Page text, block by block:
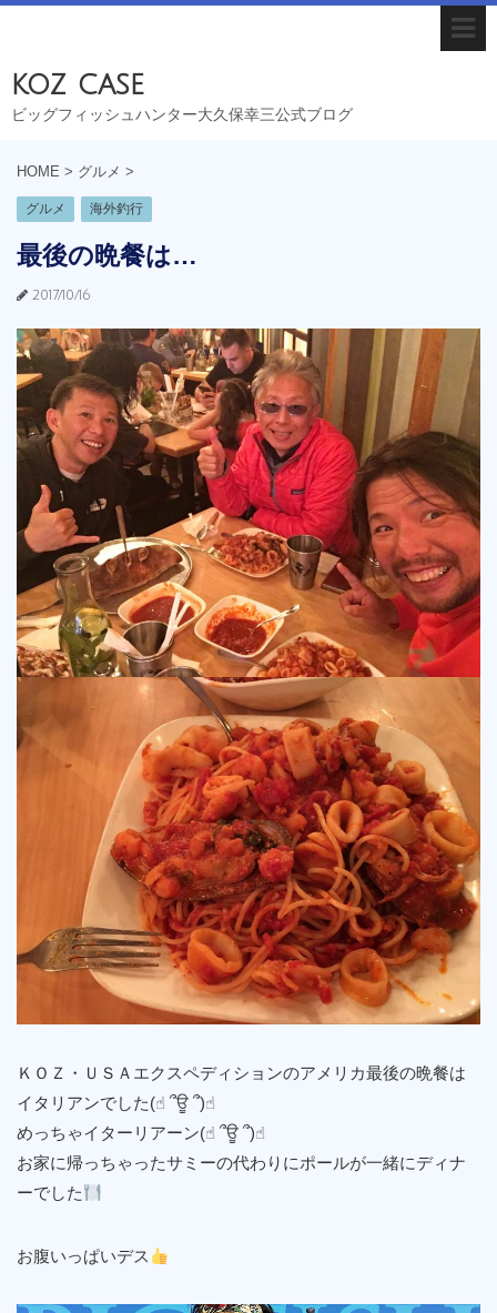
koz case
ビッグフィッシュハンター大久保幸三公式ブログ
HOME > グルメ >
グルメ 海外釣行
最後の晩餐は…
2017/10/16
ＫＯＺ・ＵＳＡエクスペディションのアメリカ最後の晩餐は
イタリアンでした(☝︎ ՞ਊ ՞)☝︎
めっちゃイターリアーン(☝︎ ՞ਊ ՞)☝︎
お家に帰っちゃったサミーの代わりにポールが一緒にディナ
ーでした
お腹いっぱいデス